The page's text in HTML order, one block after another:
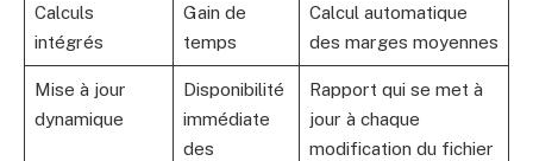
Calculs
intégrés
Gain de
temps
Calcul automatique
des marges moyennes
Mise à jour
dynamique
Disponibilité
immédiate
des
Rapport qui se met à
jour à chaque
modification du fichier